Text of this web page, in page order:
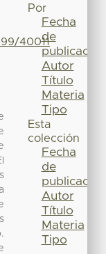
40011
Por
Fecha
de
publicación
Autor
Título
Materia
Tipo
Esta
colección
Fecha
de
publicación
Autor
Título
Materia
Tipo